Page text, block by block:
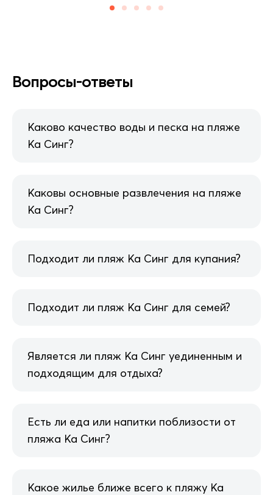
Вопросы-ответы
Каково качество воды и песка на пляже
Ка Синг?
Каковы основные развлечения на пляже
Ка Синг?
Подходит ли пляж Ка Синг для купания?
Подходит ли пляж Ка Синг для семей?
Является ли пляж Ка Синг уединенным и
подходящим для отдыха?
Есть ли еда или напитки поблизости от
пляжа Ка Синг?
Какое жилье ближе всего к пляжу Ка